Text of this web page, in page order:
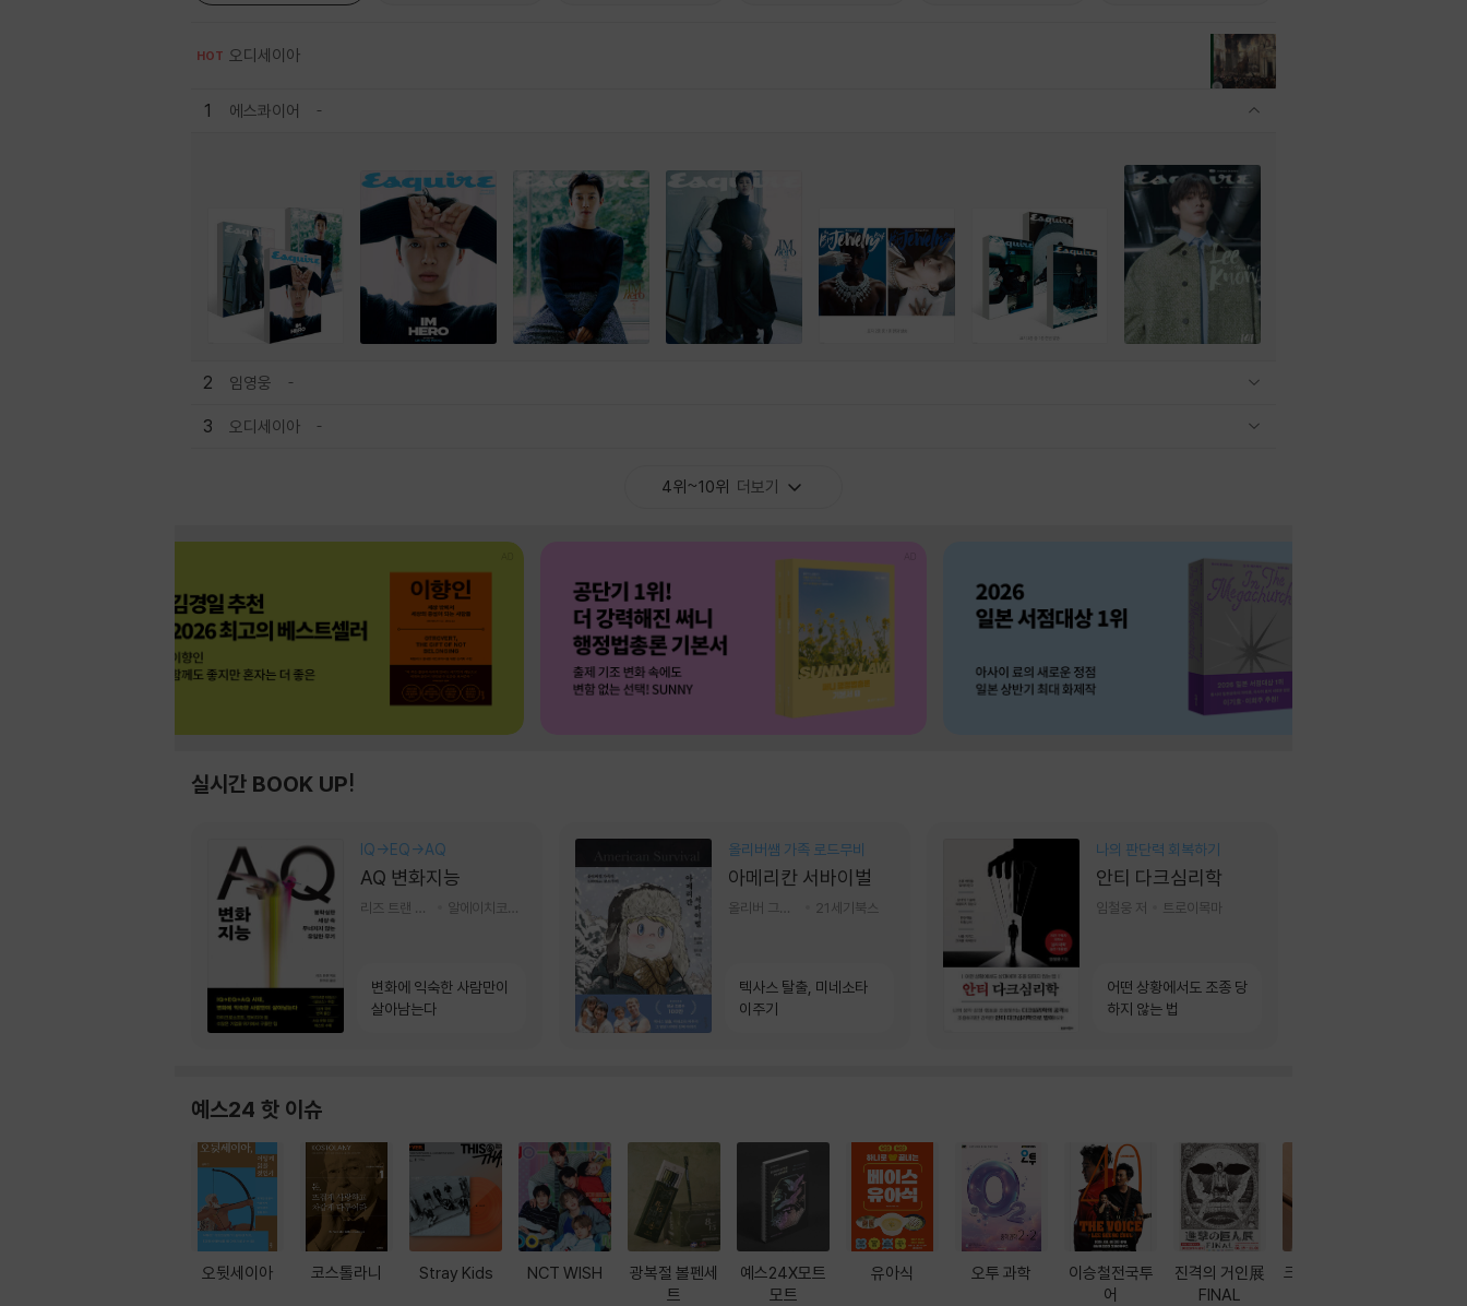
HOT 오디세이아
1 에스콰이어
2 임영웅
3 오디세이아
4위~10위 더보기
실시간 BOOK UP!
IQ→EQ→AQ
AQ 변화지능
변화에 익숙한 사람만이
살아남는다
올리버쌤 가족 로드무비
아메리칸 서바이벌
21세기북스
텍사스 탈출, 미네소타
이주기
나의 판단력 회복하기
안티 다크심리학
임철웅 저 트로이목마
어떤 상황에서도 조종 당
하지 않는 법
예스24 핫 이슈
오뒷세이아 코스톨라니 Stray Kids NCT WISH
광복절 볼펜세
트
예스24X모트
모트
유아식 오투 과학
이승철전국투
어
진격의 거인展
FINAL
크레마 이북 리